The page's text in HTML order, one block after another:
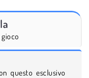
questo esclusivo